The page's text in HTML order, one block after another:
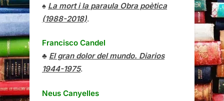
♠ La mort i la paraula Obra poètica
(1988-2018).
Francisco Candel
♣ El gran dolor del mundo. Diarios
1944-1975.
Neus Canyelles